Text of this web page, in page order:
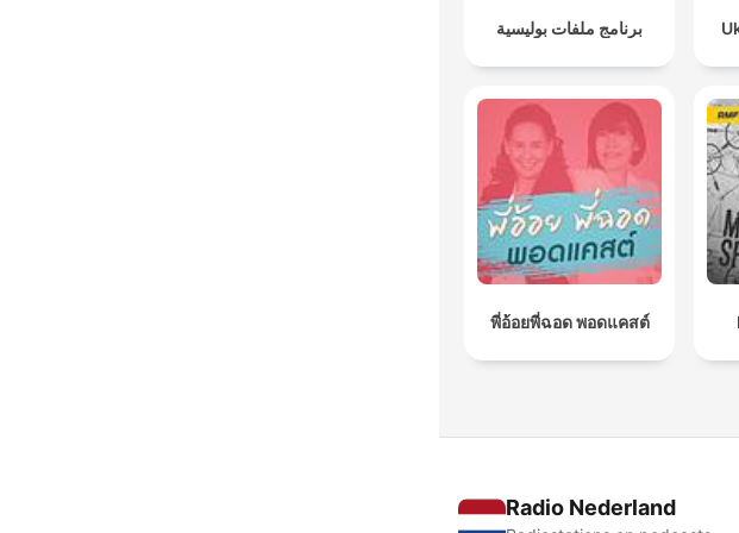
برنامج ملفات بوليسية
พี่อ้อยพี่ฉอด พอดแคสต์
Radio Nederland